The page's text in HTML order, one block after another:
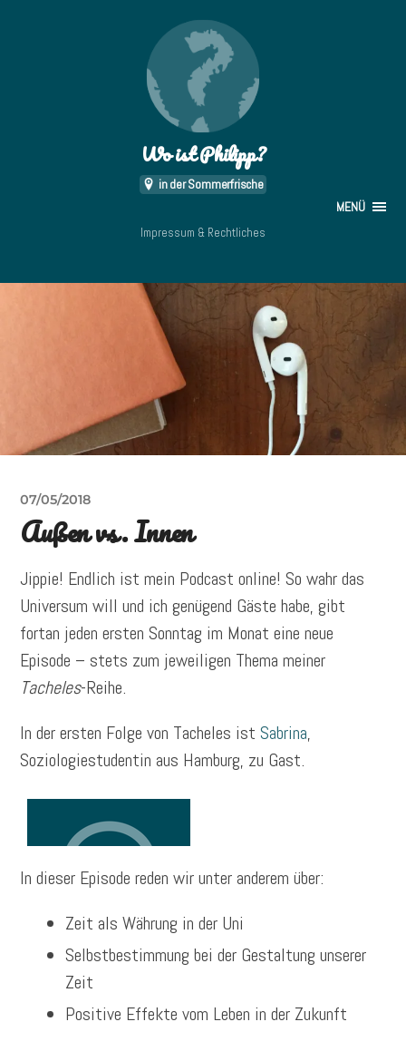
Wo ist Philipp?
in der Sommerfrische
MENÜ
Impressum & Rechtliches
07/05/2018
Außen vs. Innen
Jippie! Endlich ist mein Podcast online! So wahr das
Universum will und ich genügend Gäste habe, gibt
fortan jeden ersten Sonntag im Monat eine neue
Episode – stets zum jeweiligen Thema meiner
Tacheles-Reihe.
In der ersten Folge von Tacheles istSabrina,
Soziologiestudentin aus Hamburg, zu Gast.
In dieser Episode reden wir unter anderem über:
Zeit als Währung in der Uni
Selbstbestimmung bei der Gestaltung unserer
Zeit
Positive Effekte vom Leben in der Zukunft